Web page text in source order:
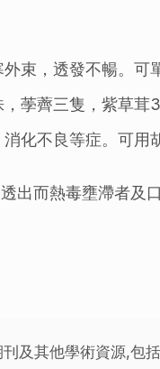
束，透發不暢。
荸薺三隻，紫草
化不良等症。可
出而熱毒壅滯者及
及其他學術資源,包